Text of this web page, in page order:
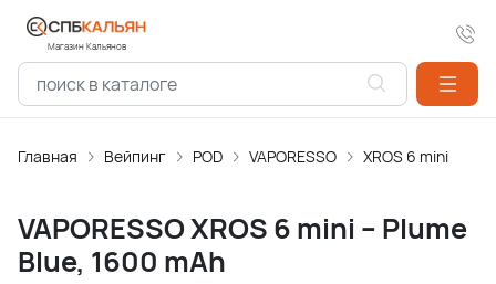
Магазин Кальянов
Главная Вейпинг POD VAPORESSO XROS 6 mini
VAPORESSO XROS 6 mini – Plume
Blue, 1600 mAh